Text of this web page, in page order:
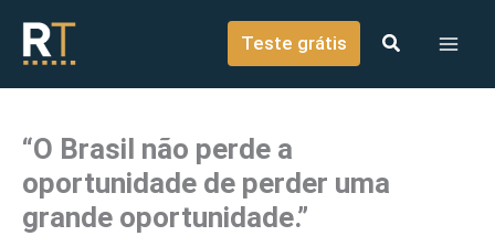
conteúdo
Teste grátis
“O Brasil não perde a
oportunidade de perder uma
grande oportunidade.”